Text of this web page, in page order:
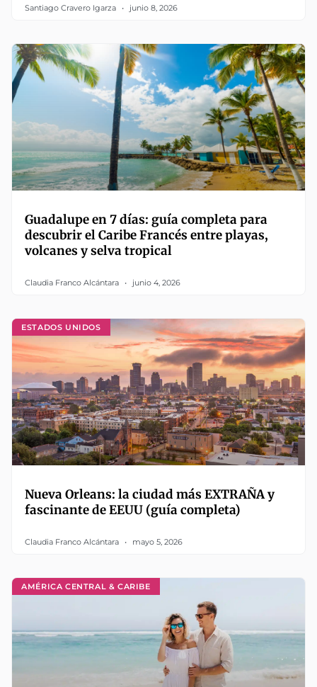
Santiago Cravero Igarza junio 8, 2026
Guadalupe en 7 días: guía completa para
descubrir el Caribe Francés entre playas,
volcanes y selva tropical
Claudia Franco Alcántara junio 4, 2026
ESTADOS UNIDOS
Nueva Orleans: la ciudad más EXTRAÑA y
fascinante de EEUU (guía completa)
Claudia Franco Alcántara mayo 5, 2026
AMÉRICA CENTRAL & CARIBE